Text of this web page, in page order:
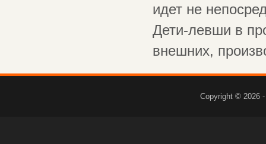
идет не
Дети-левши в
внешних,
Copyright © 2026